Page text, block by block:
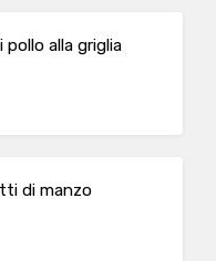
alla griglia
di manzo